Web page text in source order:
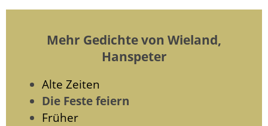
Mehr Gedichte von Wieland,
Hanspeter
Alte Zeiten
Die Feste feiern
Früher